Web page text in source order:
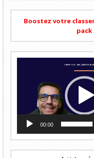
Boostez votre
pack
00:00